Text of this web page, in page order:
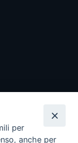
per
anche per